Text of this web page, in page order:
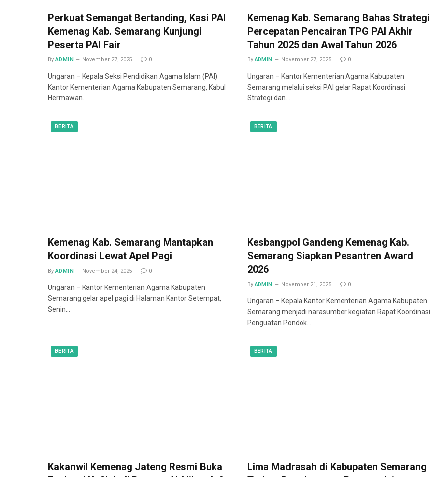
Perkuat Semangat Bertanding, Kasi PAI
Kemenag Kab. Semarang Kunjungi
Peserta PAI Fair
By ADMIN November 27, 2025 0
Ungaran – Kepala Seksi Pendidikan Agama Islam (PAI)
Kantor Kementerian Agama Kabupaten Semarang, Kabul
Hermawan…
Kemenag Kab. Semarang Bahas Strategi
Percepatan Pencairan TPG PAI Akhir
Tahun 2025 dan Awal Tahun 2026
By ADMIN November 27, 2025 0
Ungaran – Kantor Kementerian Agama Kabupaten
Semarang melalui seksi PAI gelar Rapat Koordinasi
Strategi dan…
BERITA
Kemenag Kab. Semarang Mantapkan
Koordinasi Lewat Apel Pagi
By ADMIN November 24, 2025 0
Ungaran – Kantor Kementerian Agama Kabupaten
Semarang gelar apel pagi di Halaman Kantor Setempat,
Senin…
BERITA
Kesbangpol Gandeng Kemenag Kab.
Semarang Siapkan Pesantren Award
2026
By ADMIN November 21, 2025 0
Ungaran – Kepala Kantor Kementerian Agama Kabupaten
Semarang menjadi narasumber kegiatan Rapat Koordinasi
Penguatan Pondok…
BERITA
Kakanwil Kemenag Jateng Resmi Buka
BERITA
Lima Madrasah di Kabupaten Semarang